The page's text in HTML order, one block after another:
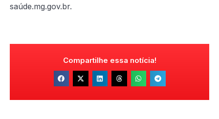
saúde.mg.gov.br.
Compartilhe essa notícia!